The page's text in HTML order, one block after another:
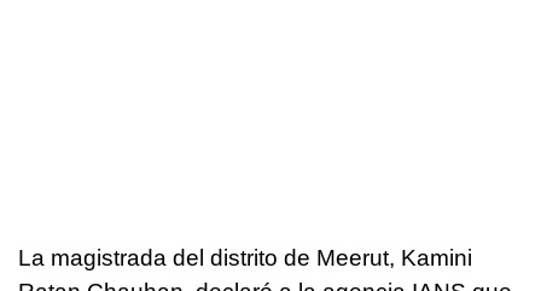
La magistrada del distrito de Meerut, Kamini